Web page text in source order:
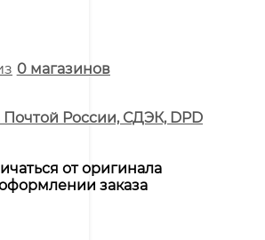
0магазинов
Почтой России, СДЭК, DPD
от оригинала
заказа